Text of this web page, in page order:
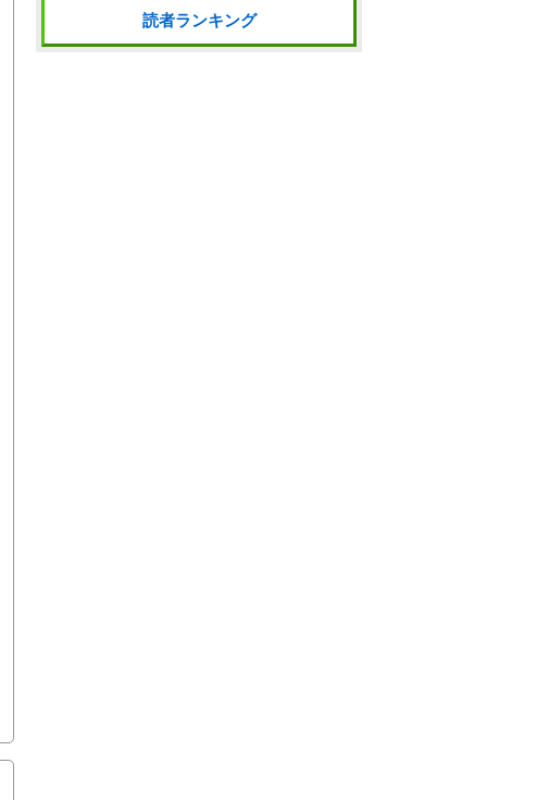
読者ランキング